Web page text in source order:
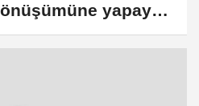
yapay